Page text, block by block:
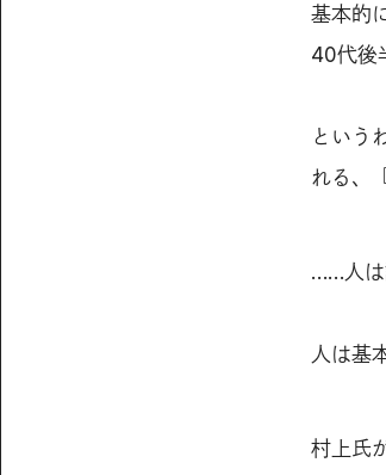
基本的
40代後
という
れる、
……人は
人は基
村上氏